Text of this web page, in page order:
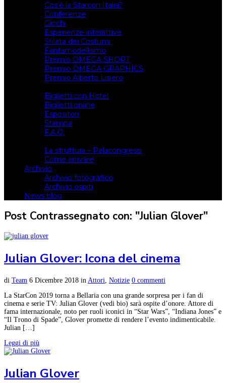
Cos’è la Starcon Italia?
Conferenze
Giochi
Esperienze interattive
Sfilata dei Costumi
Fantamodellismo
Premio OMEGA SHORT
Premio OMEGA GRAPHICS
Premio Alberto Lisiero
Biglietti con Hotel
Biglietti online
Espositori
Stampa
F.A.Q.
La struttura – Palacongressi
Come arrivare
Archivio
Archivio fotografico
Archivio ospiti
News blog
Post Contrassegnato con: "Julian Glover"
Julian Glover: Icona del cinema
di Team 6 Dicembre 2018 in Attori Notizie 0 commenti
La StarCon 2019 torna a Bellaria con una grande sorpresa per i fan di
cinema e serie TV: Julian Glover (vedi bio) sarà ospite d’onore. Attore di
fama internazionale, noto per ruoli iconici in “Star Wars”, “Indiana Jones” e
“Il Trono di Spade”, Glover promette di rendere l’evento indimenticabile.
Julian […]
Leggi di più
Julian Glover